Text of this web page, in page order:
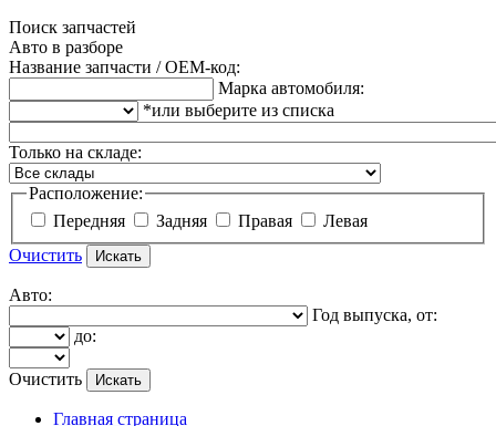
Поиск запчастей
Авто в разборе
Название запчасти / OEM-код:
Марка автомобиля:
*или выберите из списка
Только на складе:
Расположение:
Передняя
Задняя Правая
Левая
Очистить
Авто:
Год выпуска, от:
до:
Очистить
Главная страница